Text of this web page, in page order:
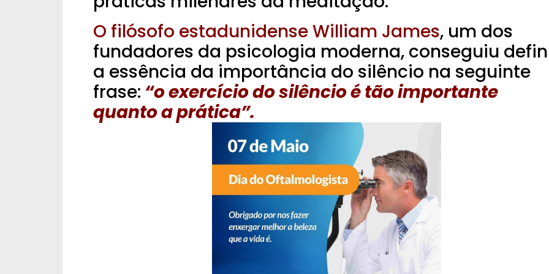
O filósofo estadunidense William James, um dos
fundadores da psicologia moderna, conseguiu
a essência da importância do silêncio na seguinte
frase: “o exercício do silêncio é tão importante
quanto a prática”.